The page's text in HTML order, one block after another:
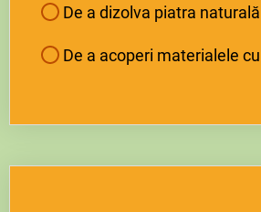
De a dizolva piatra naturală
De a acoperi materialele